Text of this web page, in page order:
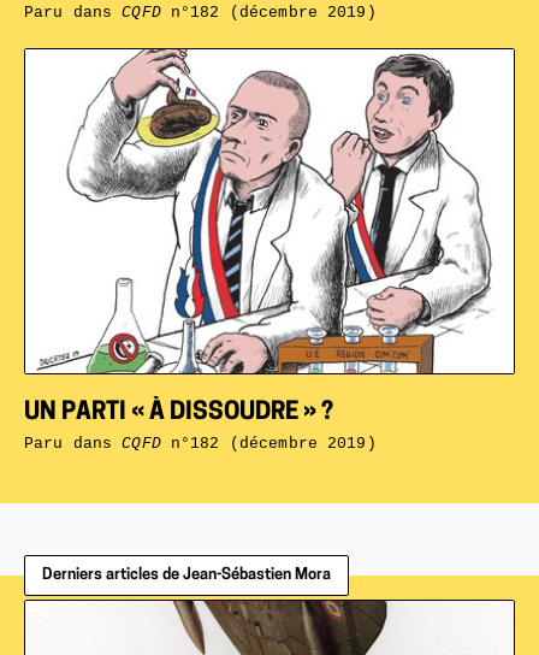
UN PARTI « À DISSOUDRE » ?
Paru dansCQFDn°182 (décembre 2019)
Paru dansCQFDn°182 (décembre 2019)
Derniers articles de Jean-Sébastien Mora